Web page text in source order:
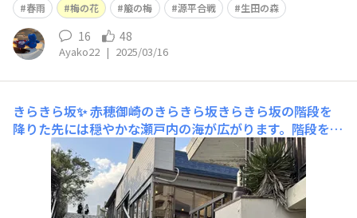
春雨 梅の花 箙の梅 源平合戦 生田の森
16 48
Ayako22 | 2025/03/16
きらきら坂✨赤穂御崎のきらきら坂きらきら坂の階段を
降りた先には穏やかな瀬戸内の海が広がります。階段を降
りる時に見える海がきらきら輝いて見えるからきらきら坂
って呼ばれるようになったのかなぁと勝手に思ってます
😆今日はあまりきらきらじゃないけど😅 赤穂御崎先端に
ある伊和都比売（いわつひめ）神社鳥居海に向かっ